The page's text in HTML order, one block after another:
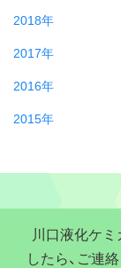
2018年
2017年
2016年
2015年
川口液化ケ
したら、ご連